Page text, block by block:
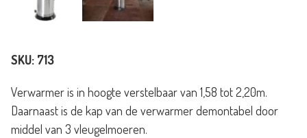
SKU: 713
Verwarmer is in hoogte verstelbaar van 1,58 tot 2,20m.
Daarnaast is de kap van de verwarmer demontabel door
middel van 3 vleugelmoeren.